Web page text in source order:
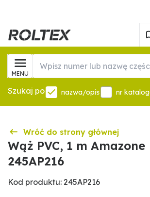
MENU
Szukaj po nazwa/opis nr
Wróć do strony głównej
Wąż PVC, 1 m Amazone
245AP216
Kod produktu: 245AP216